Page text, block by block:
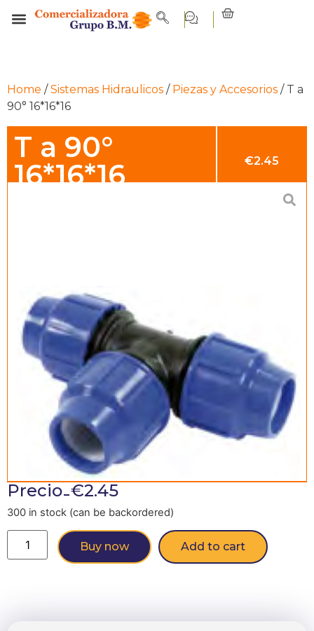
Home /Sistemas Hidraulicos / Piezas y Accesorios / T a
90° 16*16*16
T a 90°
16*16*16
€2.45
Precio-€2.45
300 in stock (can be backordered)
Buy now Add to cart